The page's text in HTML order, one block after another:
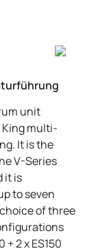
unit
multi-
It is the
V-Series
it is
to seven
of three
+ 2 x ES150